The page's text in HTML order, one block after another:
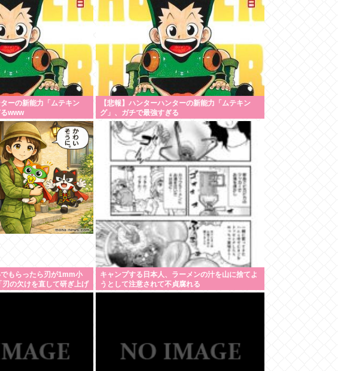
ーの新能力「ムテキン
www
【悲報】ハンターハンターの新能力「ムテキン
グ」、ガチで最強すぎる
でもらったら刃が1mm小
の欠けを直して研ぎ上げ
れてサイズが変わるのは
キャンプする日本人、ラーメンの汁を山に捨てよ
うとして注意されて不貞腐れる